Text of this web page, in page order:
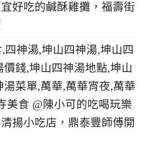
宜好吃的鹹酥雞攤，福壽街
揚小吃店，鼎泰豐師傅開